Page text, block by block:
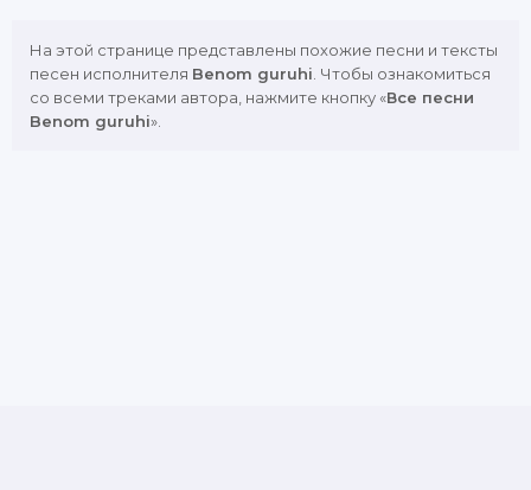
На этой странице представлены похожие песни и тексты
песен исполнителя Benom guruhi . Чтобы ознакомиться
со всеми треками автора, нажмите кнопку «Все песни
Benom guruhi».